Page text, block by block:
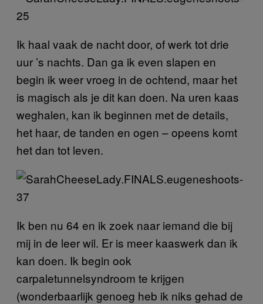
Ik haal vaak de nacht door, of werk tot drie
uur ’s nachts. Dan ga ik even slapen en
begin ik weer vroeg in de ochtend, maar het
is magisch als je dit kan doen. Na uren kaas
weghalen, kan ik beginnen met de details,
het haar, de tanden en ogen – opeens komt
het dan tot leven.
Ik ben nu 64 en ik zoek naar iemand die bij
mij in de leer wil. Er is meer kaaswerk dan ik
kan doen. Ik begin ook
carpaletunnelsyndroom te krijgen
(wonderbaarlijk genoeg heb ik niks gehad de